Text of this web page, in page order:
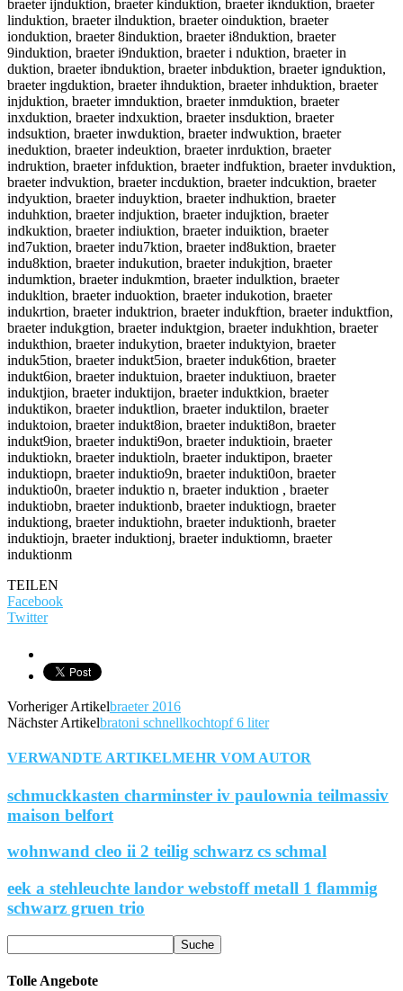
braeter ijnduktion, braeter kinduktion, braeter iknduktion, braeter
linduktion, braeter ilnduktion, braeter oinduktion, braeter
ionduktion, braeter 8induktion, braeter i8nduktion, braeter
9induktion, braeter i9nduktion, braeter i nduktion, braeter in
duktion, braeter ibnduktion, braeter inbduktion, braeter ignduktion,
braeter ingduktion, braeter ihnduktion, braeter inhduktion, braeter
injduktion, braeter imnduktion, braeter inmduktion, braeter
inxduktion, braeter indxuktion, braeter insduktion, braeter
indsuktion, braeter inwduktion, braeter indwuktion, braeter
ineduktion, braeter indeuktion, braeter inrduktion, braeter
indruktion, braeter infduktion, braeter indfuktion, braeter invduktion,
braeter indvuktion, braeter incduktion, braeter indcuktion, braeter
indyuktion, braeter induyktion, braeter indhuktion, braeter
induhktion, braeter indjuktion, braeter indujktion, braeter
indkuktion, braeter indiuktion, braeter induiktion, braeter
ind7uktion, braeter indu7ktion, braeter ind8uktion, braeter
indu8ktion, braeter indukution, braeter indukjtion, braeter
indumktion, braeter indukmtion, braeter indulktion, braeter
indukltion, braeter induoktion, braeter indukotion, braeter
indukrtion, braeter induktrion, braeter indukftion, braeter induktfion,
braeter indukgtion, braeter induktgion, braeter indukhtion, braeter
indukthion, braeter indukytion, braeter induktyion, braeter
induk5tion, braeter indukt5ion, braeter induk6tion, braeter
indukt6ion, braeter induktuion, braeter induktiuon, braeter
induktjion, braeter induktijon, braeter induktkion, braeter
induktikon, braeter induktlion, braeter induktilon, braeter
induktoion, braeter indukt8ion, braeter indukti8on, braeter
indukt9ion, braeter indukti9on, braeter induktioin, braeter
induktiokn, braeter induktioln, braeter induktipon, braeter
induktiopn, braeter induktio9n, braeter indukti0on, braeter
induktio0n, braeter induktio n, braeter induktion , braeter
induktiobn, braeter induktionb, braeter induktiogn, braeter
induktiong, braeter induktiohn, braeter induktionh, braeter
induktiojn, braeter induktionj, braeter induktiomn, braeter
induktionm
TEILEN
Facebook
Twitter
Vorheriger Artikelbraeter 2016
Nächster Artikelbratoni schnellkochtopf 6 liter
VERWANDTE ARTIKELMEHR VOM AUTOR
schmuckkasten charminster iv paulownia teilmassiv
maison belfort
wohnwand cleo ii 2 teilig schwarz cs schmal
eek a stehleuchte landor webstoff metall 1 flammig
schwarz gruen trio
Tolle Angebote